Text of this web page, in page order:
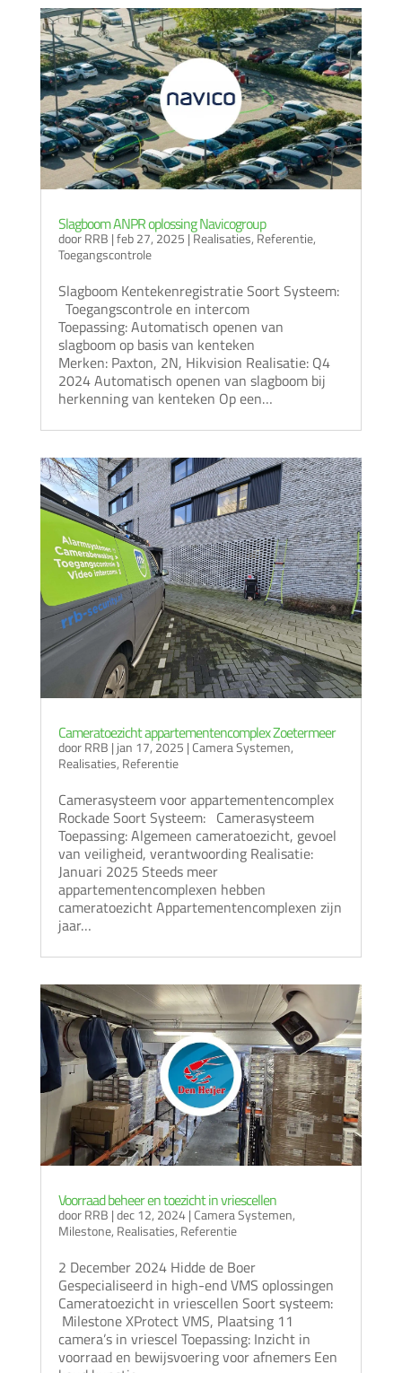
Slagboom ANPR oplossing Navicogroup
doorRRB |feb 27, 2025 |Realisaties, Referentie,
Toegangscontrole
Slagboom Kentekenregistratie Soort Systeem:
Toegangscontrole en intercom
Toepassing: Automatisch openen van
slagboom op basis van kenteken
Merken: Paxton, 2N, Hikvision Realisatie: Q4
2024 Automatisch openen van slagboom bij
herkenning van kenteken Op een…
Cameratoezicht appartementencomplex Zoetermeer
doorRRB | jan 17, 2025 |Camera Systemen,
Realisaties, Referentie
Camerasysteem voor appartementencomplex
Rockade Soort Systeem: Camerasysteem
Toepassing: Algemeen cameratoezicht, gevoel
van veiligheid, verantwoording Realisatie:
Januari 2025 Steeds meer
appartementencomplexen hebben
cameratoezicht Appartementencomplexen zijn
jaar…
Voorraad beheer en toezicht in vriescellen
doorRRB |dec 12, 2024|Camera Systemen,
Milestone, Realisaties, Referentie
2 December 2024 Hidde de Boer
Gespecialiseerd in high-end VMS oplossingen
Cameratoezicht in vriescellen Soort systeem:
Milestone XProtect VMS, Plaatsing 11
camera’s in vriescel Toepassing: Inzicht in
voorraad en bewijsvoering voor afnemers Een